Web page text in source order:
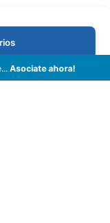
Asociate ahora!